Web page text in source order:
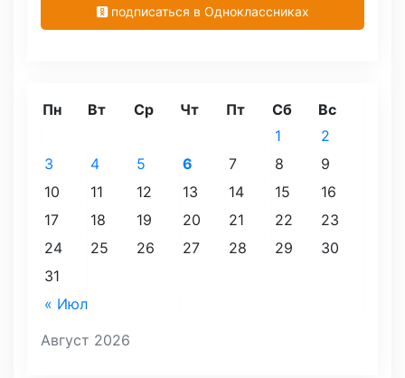
подписаться в Одноклассниках
Август 2026
Пн Вт Ср Чт Пт Сб Вс
« Июл
1
2
3
4 5 6 7 8
9
10
11 12 13 14 15
16
17
18 19 20 21 22
23
24
25 26 27 28 29
30
31